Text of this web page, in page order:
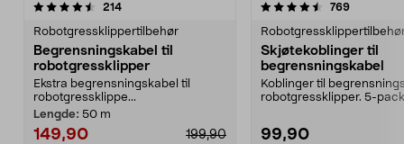
214anmeldelser
Robotgressklippertilbehør
Begrensningskabel til
robotgressklipper
Ekstra begrensningskabel til
robotgressklippe...
Lengde: 50 m
149,90 199,90
4.5 av 5 stjerner 769
Skjøtekoblinger til
begrensningskabel
Koblinger til
robotgressklipper. 5-
99,90
4.5 av 5 stjerner